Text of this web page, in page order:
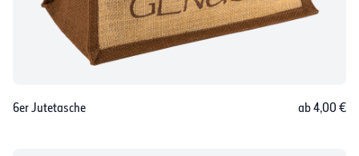
6er Jutetasche ab 4,00 €